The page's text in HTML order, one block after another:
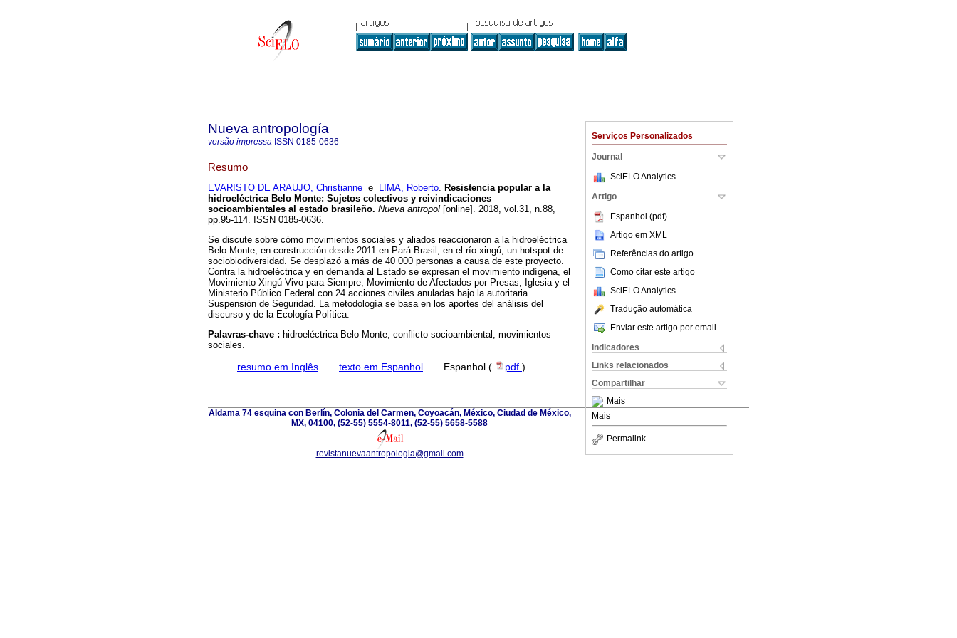
Serviços Personalizados
Journal
SciELO Analytics
Artigo
Espanhol (pdf)
Artigo em XML
Referências do artigo
Como citar este artigo
SciELO Analytics
Tradução automática
Enviar este artigo por email
Indicadores
Links relacionados
Compartilhar
Mais
Mais
Permalink
Nueva antropología
versão impressa ISSN 0185-0636
Resumo
EVARISTO DE ARAUJO, Christianne e LIMA, Roberto. Resistencia popular a la
hidroeléctrica Belo Monte: Sujetos colectivos y reivindicaciones
socioambientales al estado brasileño. Nueva antropol [online]. 2018, vol.31, n.88,
pp.95-114. ISSN 0185-0636.
Se discute sobre cómo movimientos sociales y aliados reaccionaron a la hidroeléctrica
Belo Monte, en construcción desde 2011 en Pará-Brasil, en el río xingú, un hotspot de
sociobiodiversidad. Se desplazó a más de 40 000 personas a causa de este proyecto.
Contra la hidroeléctrica y en demanda al Estado se expresan el movimiento indígena, el
Movimiento Xingú Vivo para Siempre, Movimiento de Afectados por Presas, Iglesia y el
Ministerio Público Federal con 24 acciones civiles anuladas bajo la autoritaria
Suspensión de Seguridad. La metodología se basa en los aportes del análisis del
discurso y de la Ecología Política.
Palavras-chave : hidroeléctrica Belo Monte; conflicto socioambiental; movimientos
sociales.
· resumo em Inglês · texto em Espanhol · Espanhol ( pdf )
Aldama 74 esquina con Berlín, Colonia del Carmen, Coyoacán, México, Ciudad de México,
MX, 04100, (52-55) 5554-8011, (52-55) 5658-5588
revistanuevaantropologia@gmail.com